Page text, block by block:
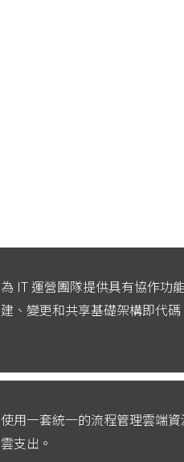
為 IT 運營團隊提供具有協作功
建、變更和共享基礎架構即代碼
使用一套統一的流程管理雲端
雲支出。